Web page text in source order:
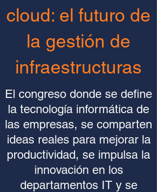
cloud: el futuro de
la gestión de
infraestructuras
El congreso donde se define
la tecnología informática de
las empresas, se comparten
ideas reales para mejorar la
productividad, se impulsa la
innovación en los
departamentos IT y se